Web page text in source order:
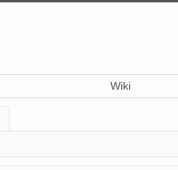
Wiki